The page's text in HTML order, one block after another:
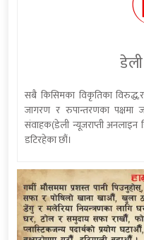
सबै किसिमका विकृतिका
जागरण र रुपान्तरणका
संवाहक(डेली न्यूजराप्ती अनलाइन
डटिरहेका छौं।